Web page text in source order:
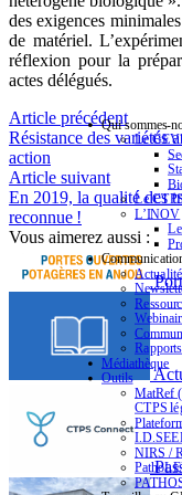
des exigences
de matériel.
réflexion pour la
actes délégués.
Article précédent
Résistance des variétés
action
Article suivant
En 2019, la qualité des
reconnue !
Vous aimerez aussi :
Qui sommes-
Le
Le
L’INOV
Médiathèque
Outils
MatRef
CTPS
NIRS /